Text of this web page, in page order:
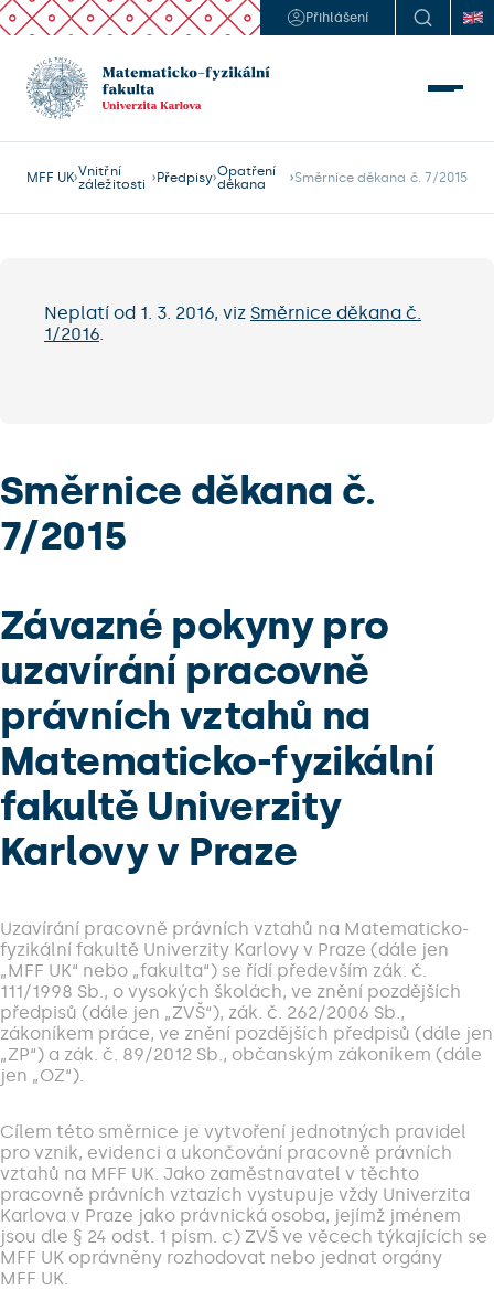
Přihlášení
MFF UK Vnitřní
záležitosti
Předpisy Opatření
děkana
Směrnice děkana č. 7/2015
Neplatí od 1. 3. 2016, viz Směrnice děkana č.
1/2016.
Směrnice děkana č.
7/2015
Závazné pokyny pro
uzavírání pracovně
právních vztahů na
Matematicko-fyzikální
fakultě Univerzity
Karlovy v Praze
Uzavírání pracovně právních vztahů na Matematicko-
fyzikální fakultě Univerzity Karlovy v Praze (dále jen
„MFF UK“ nebo „fakulta“) se řídí především zák. č.
111/1998 Sb., o vysokých školách, ve znění pozdějších
předpisů (dále jen „ZVŠ“), zák. č. 262/2006 Sb.,
zákoníkem práce, ve znění pozdějších předpisů (dále jen
„ZP“) a zák. č. 89/2012 Sb., občanským zákoníkem (dále
jen „OZ“).
Cílem této směrnice je vytvoření jednotných pravidel
pro vznik, evidenci a ukončování pracovně právních
vztahů na MFF UK. Jako zaměstnavatel v těchto
pracovně právních vztazích vystupuje vždy Univerzita
Karlova v Praze jako právnická osoba, jejímž jménem
jsou dle § 24 odst. 1 písm. c) ZVŠ ve věcech týkajících se
MFF UK oprávněny rozhodovat nebo jednat orgány
MFF UK.